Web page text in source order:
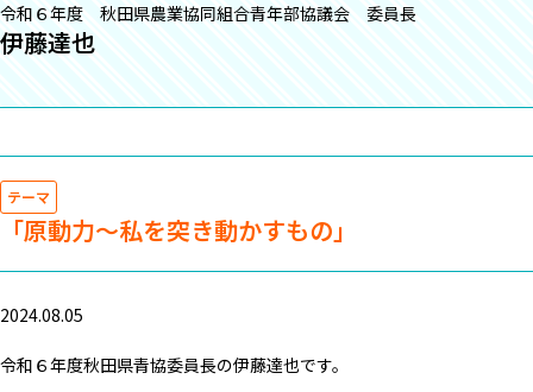
令和６年度 秋田県農業協同組合青年部協議会 委員長
伊藤達也
テーマ
「原動力～私を突き動かすもの」
2024.08.05
令和６年度秋田県青協委員長の伊藤達也です。